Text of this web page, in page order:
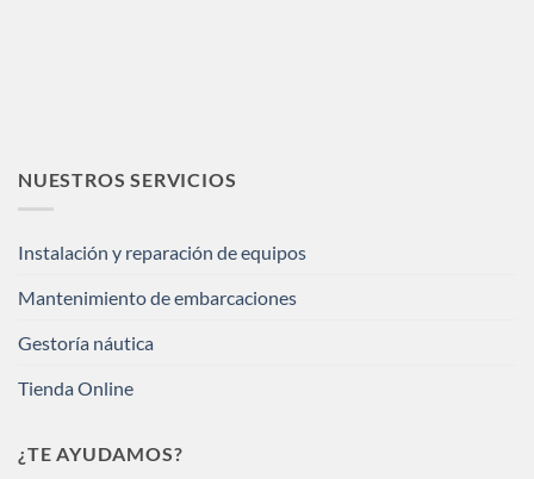
NUESTROS SERVICIOS
Instalación y reparación de equipos
Mantenimiento de embarcaciones
Gestoría náutica
Tienda Online
¿TE AYUDAMOS?